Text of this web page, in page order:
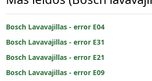
Bosch Lavavajillas - error E04
Bosch Lavavajillas - error E31
Bosch Lavavajillas - error E21
Bosch Lavavajillas - error E09